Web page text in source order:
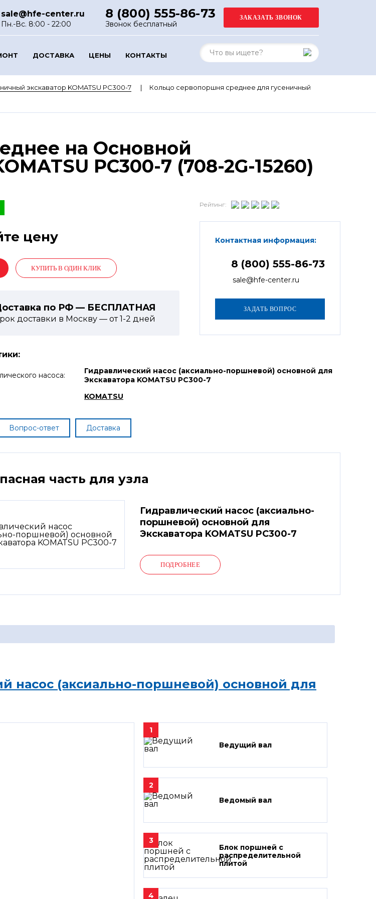
sale@hfe-center.ru
Пн.-Вс. 8:00 - 22:00
8 (800) 555-86-73
Звонок бесплатный
ДОСТАВКА ЦЕНЫ КОНТАКТЫ
экскаватор KOMATSU PC300-7
Кольцо сервопоршня среднее для гусеничный
на Основной
PC300-7 (708-2G-15260)
цену
КУПИТЬ В ОДИН КЛИК
по РФ — БЕСПЛАТНАЯ
доставки в Москву — от1-2 дней
Рейтинг:
Контактная информация:
8 (800) 555-86-73
sale@hfe-center.ru
насоса:
Гидравлический насос (аксиально-поршневой) основной для
Экскаватора KOMATSU PC300-7
KOMATSU
Вопрос-ответ Доставка
часть для узла
Гидравлический насос (аксиально-
поршневой) основной для
Экскаватора KOMATSU PC300-7
ПОДРОБНЕЕ
насос (аксиально-поршневой) основной для
1
Ведущий вал
2
Ведомый вал
3
Блок поршней c
распределительной
плитой
4